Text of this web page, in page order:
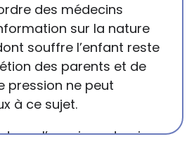
des médecins
sur la nature
souffre l’enfant reste
des parents et de
pression ne peut
à ce sujet.
que l’enseignant puisse